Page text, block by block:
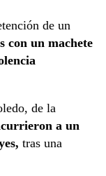
de un
con un machete
de la
a un
tras una